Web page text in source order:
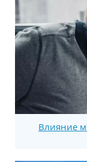
Влияние